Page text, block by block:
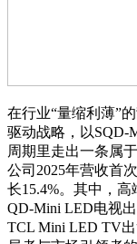
在行业“量缩利薄”
驱动战略，以SQD-
周期里走出一条属
公司2025年营收首
长15.4%。其中，高
QD-Mini LED电视
TCL Mini LED TV